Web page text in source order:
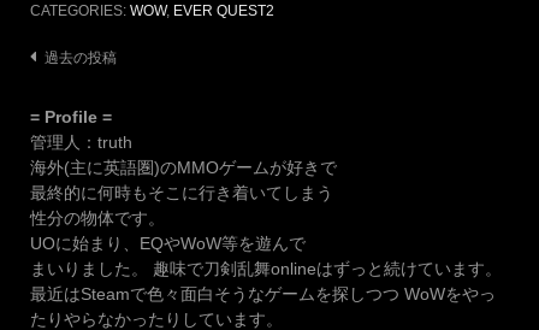
CATEGORIES: WOW, EVER QUEST2
投
ナ
ビ
ゲ
ー
シ
ョ
ン
過去の投稿
= Profile =
管理人：truth
海外(主に英語圏)のMMOゲームが好きで
最終的に何時もそこに行き着いてしまう
性分の物体です。
UOに始まり、EQやWoW等を遊んで
まいりました。 趣味で刀剣乱舞onlineはずっと続けています。
最近はSteamで色々面白そうなゲームを探しつつ WoWをやっ
たりやらなかったりしています。